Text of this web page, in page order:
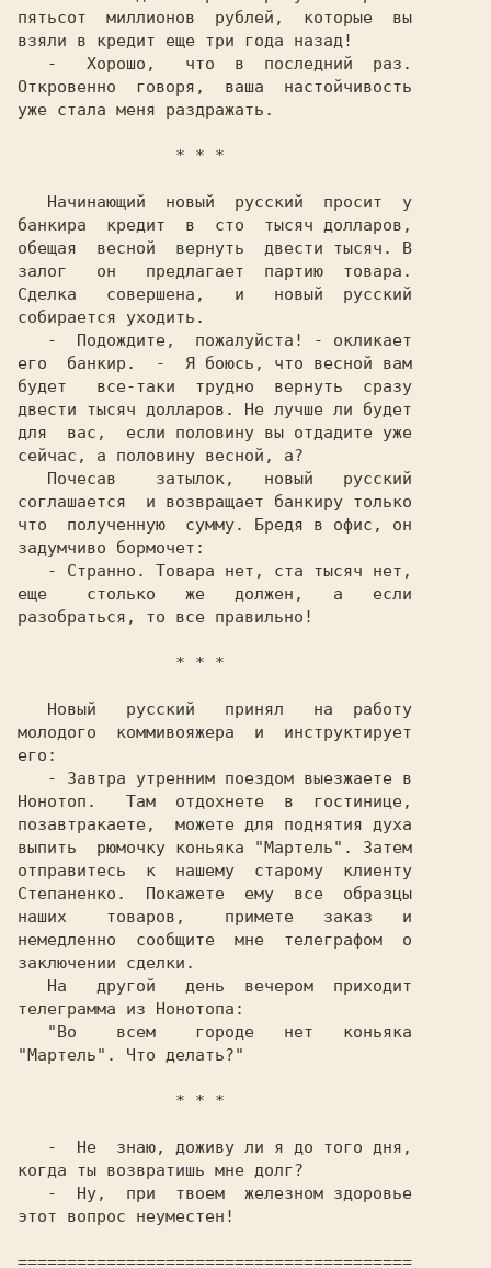
пятьсот  миллионов  рублей,  которые  вы
взяли в кредит еще три года назад!
Откровенно  говоря,  ваша  настойчивость
уже стала меня раздражать.
банкира  кредит  в  сто  тысяч долларов,
обещая  весной  вернуть  двести тысяч. В
залог   он   предлагает  партию  товара.
Сделка   совершена,   и   новый  русский
собирается уходить.
его  банкир.  -  Я боюсь, что весной вам
будет   все-таки  трудно  вернуть  сразу
двести тысяч долларов. Не лучше ли будет
для  вас,  если половину вы отдадите уже
сейчас, а половину весной, а?
соглашается  и возвращает банкиру только
что  полученную  сумму. Бредя в офис, он
задумчиво бормочет:
еще    столько   же   должен,   а   если
молодого  коммивояжера  и  инструктирует
его:
Нонотоп.   Там  отдохнете  в  гостинице,
позавтракаете,  можете для поднятия духа
выпить  рюмочку коньяка "Мартель". Затем
отправитесь  к  нашему  старому  клиенту
Степаненко.  Покажете  ему  все  образцы
наших    товаров,    примете   заказ   и
немедленно  сообщите  мне  телеграфом  о
заключении сделки.
телеграмма из Нонотопа:
когда ты возвратишь мне долг?